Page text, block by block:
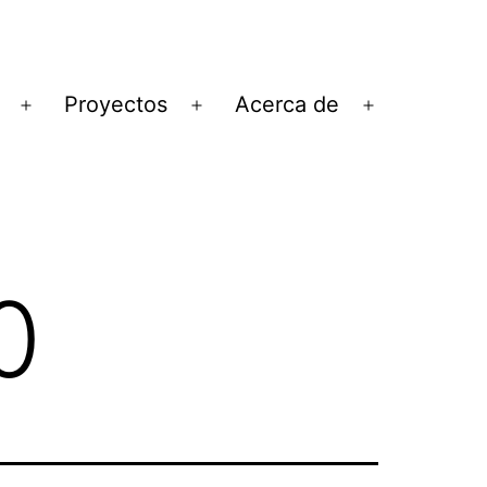
Abrir
Proyectos
Abrir
Acerca de